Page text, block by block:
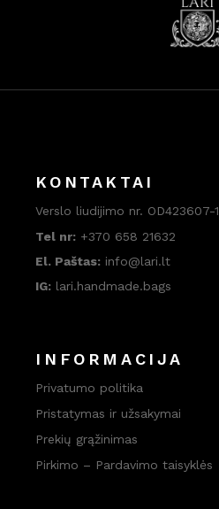
KONTAKTAI
Verslo liudijimo nr. OD423607-1
Tel nr: +370 658 21632
El. Paštas: info@lari.lt
IG: lari.handmade.bags
INFORMACIJA
Privatumo politika
Pristatymas ir užsakymai
Prekių grąžinimas
Pirkimo – Pardavimo taisyklės